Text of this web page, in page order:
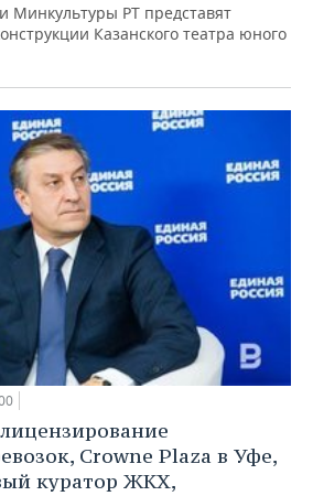
Минкультуры РТ представят
Казанского театра юного
Crowne Plaza в Уфе,
куратор ЖКХ,